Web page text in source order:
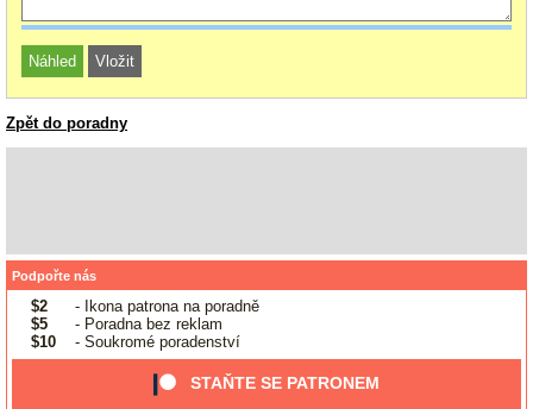
Zpět do poradny
Podpořte nás
$2
- Ikona patrona na poradně
$5
- Poradna bez reklam
$10
- Soukromé poradenství
STAŇTE SE PATRONEM